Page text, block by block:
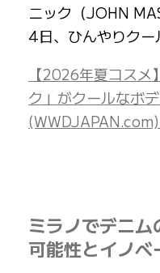
ニック（JOHN
4日、ひんやりク
【2026年夏コス
ク」がクールなボ
(WWDJAPAN.com)
ミラノでデニ
可能性とイノ